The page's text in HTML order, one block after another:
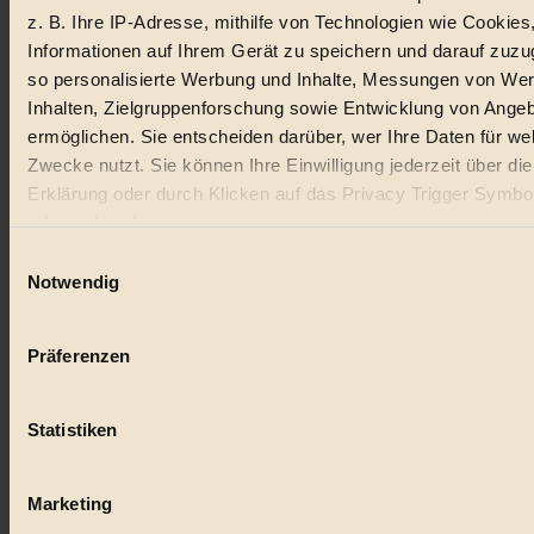
z. B. Ihre IP-Adresse, mithilfe von Technologien wie
Informationen auf Ihrem Gerät zu speichern und darauf
so personalisierte Werbung und Inhalte, Messungen von
Inhalten, Zielgruppenforschung sowie Entwicklung von
ermöglichen. Sie entscheiden darüber, wer Ihre Daten für
Zwecke nutzt. Sie können Ihre Einwilligung jederzeit über
Erklärung oder durch Klicken auf das Privacy Trigger
oder widerrufen
Wenn Sie es erlauben, würden wir auch gerne:
Ihr Gerät durch aktives Scannen nach bestimmten
Erfahren Sie mehr darüber, wie Ihre persönlichen Daten
Notwendig
Präferenzen
Statistiken
Marketing
Natur
kinderbuch
nachhaltig